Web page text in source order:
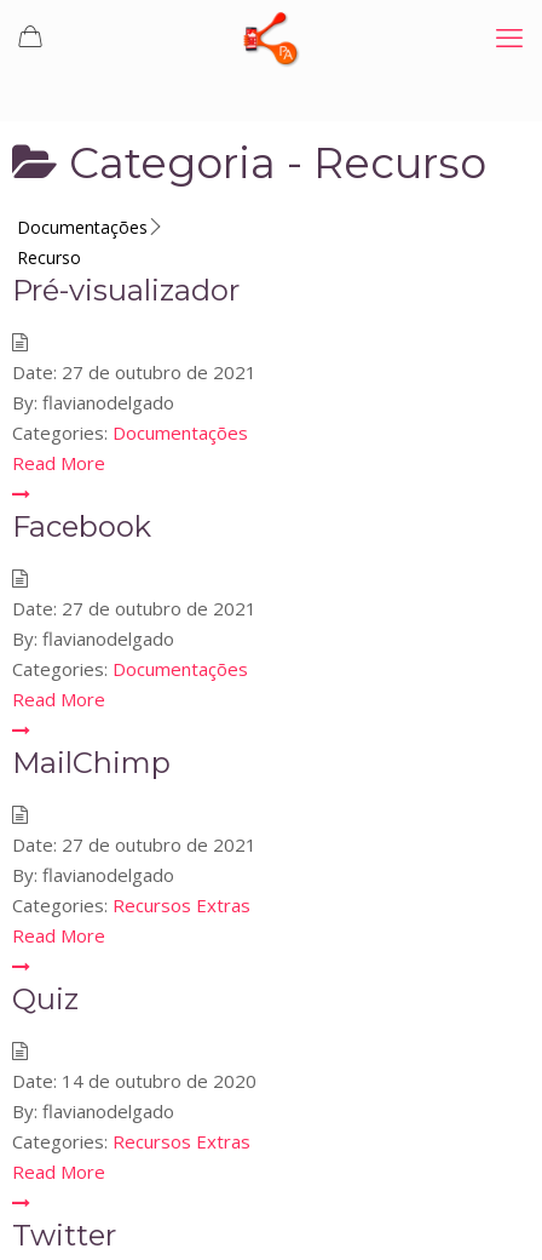
Categoria - Recurso
Documentações
Recurso
Pré-visualizador
Date: 27 de outubro de 2021
By: flavianodelgado
Categories: Documentações
Read More
Facebook
Date: 27 de outubro de 2021
By: flavianodelgado
Categories: Documentações
Read More
MailChimp
Date: 27 de outubro de 2021
By: flavianodelgado
Categories: Recursos Extras
Read More
Quiz
Date: 14 de outubro de 2020
By: flavianodelgado
Categories: Recursos Extras
Read More
Twitter